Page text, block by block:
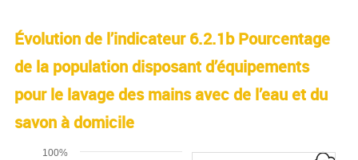
Évolution de l’indicateur 6.2.1b Pourcentage
de la population disposant d’équipements
pour le lavage des mains avec de l’eau et du
savon à domicile
Chart100%